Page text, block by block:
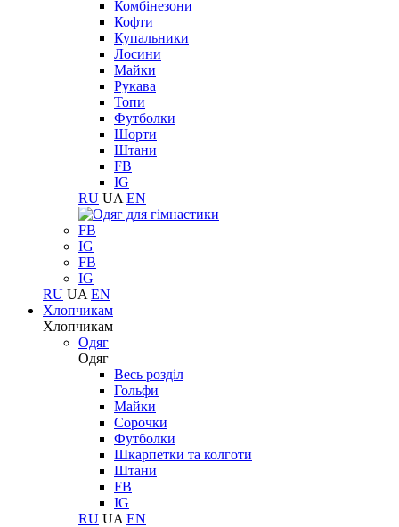
Комбінезони
Кофти
Купальники
Лосини
Майки
Рукава
Топи
Футболки
Шорти
Штани
FB
IG
RU UA EN
FB
IG
FB
IG
RU UA EN
Хлопчикам
Хлопчикам
Одяг
Одяг
Весь розділ
Гольфи
Майки
Сорочки
Футболки
Шкарпетки та колготи
Штани
FB
IG
RU UA EN